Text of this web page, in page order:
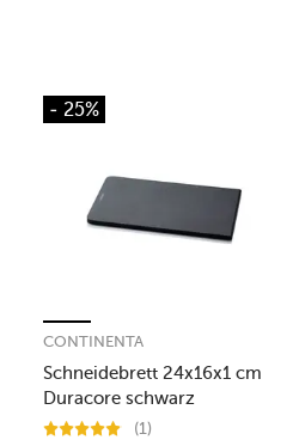
- 25%
Schneidebrett 24x16x1 cm
Duracore schwarz
CONTINENTA
(1)